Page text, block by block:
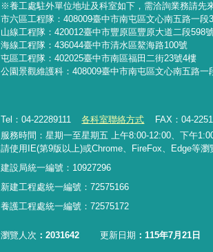
※養工處駐外單位地址及科室如下，需洽詢業務請先
市六區工程隊：408009臺中市南屯區文心南五路一段
山線工程隊：420012臺中市豐原區豐原大道二段598
海線工程隊：436044臺中市清水區鰲海路100號
屯區工程隊：402025臺中市南區福田二街23號4樓
公園景觀維護科：408009臺中市南屯區文心南五路一
Tel：04-22289111 各科室聯絡方式
FAX：04-
服務時間：星期一至星期五 上午8:00-12:00、下午
請使用IE(第9版以上)或Chrome、FireFox、Edge等瀏
建設局統一編號：10927296
新建工程處統一編號 ： 72575166
養護工程處統一編號 ： 72575172
瀏覽人次 2031642 更新日期 115年7月21日